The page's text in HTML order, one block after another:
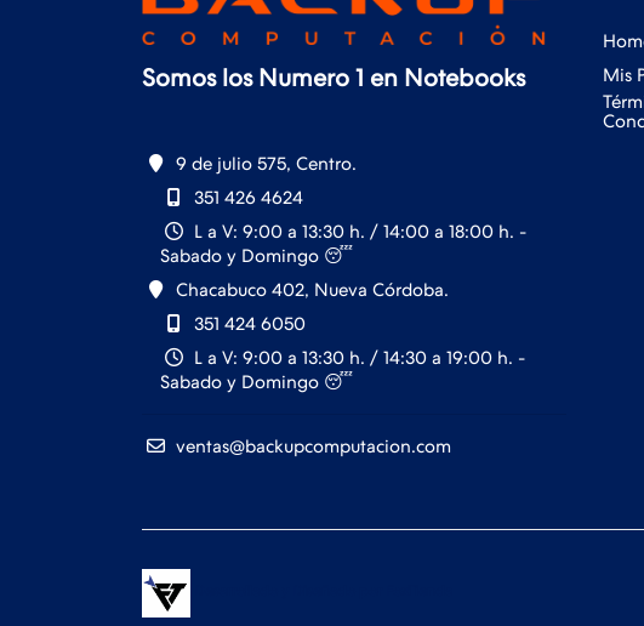
Somos los Numero 1 en Notebooks
9 de julio 575, Centro.
351 426 4624
L a V: 9:00 a 13:30 h. / 14:00 a 18:00 h. -
Sabado y Domingo 😴
Chacabuco 402, Nueva Córdoba.
351 424 6050
L a V: 9:00 a 13:30 h. / 14:30 a 19:00 h. -
Sabado y Domingo 😴
ventas@backupcomputacion.com
Mis